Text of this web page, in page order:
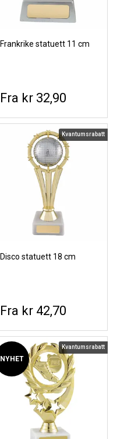
Frankrike statuett 11 cm
kr 32,90
Kvantumsrabatt
Disco statuett 18 cm
kr 42,70
NYHET
Kvantumsrabatt